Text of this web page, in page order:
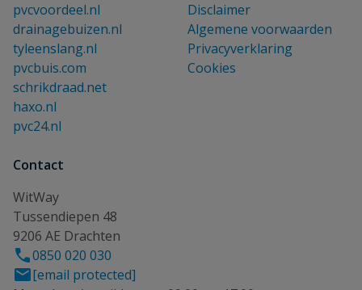
pvcvoordeel.nl
drainagebuizen.nl
tyleenslang.nl
pvcbuis.com
schrikdraad.net
haxo.nl
pvc24.nl
Disclaimer
Algemene voorwaarden
Privacyverklaring
Cookies
Contact
WitWay
Tussendiepen 48
9206 AE Drachten
0850 020 030
[email protected]